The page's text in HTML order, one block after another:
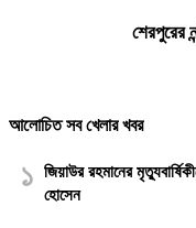
শেরপুরের
আলোচিত সব খেলার খবর
১ জিয়াউর রহমানের
হোসেন